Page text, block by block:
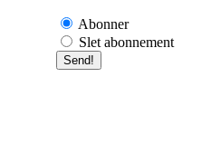
Abonner
Slet abonnement